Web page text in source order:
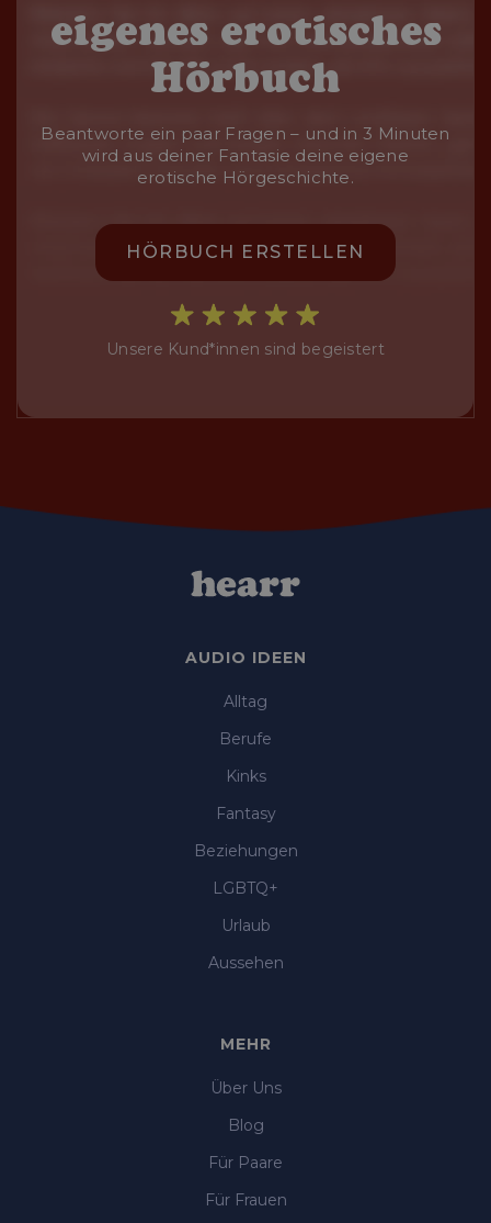
eigenes erotisches
Hörbuch
Beantworte ein paar Fragen – und in 3 Minuten
wird aus deiner Fantasie deine eigene
erotische Hörgeschichte.
HÖRBUCH ERSTELLEN
Unsere Kund*innen sind begeistert
AUDIO IDEEN
Alltag
Berufe
Kinks
Fantasy
Beziehungen
LGBTQ+
Urlaub
Aussehen
MEHR
Über Uns
Blog
Für Paare
Für Frauen